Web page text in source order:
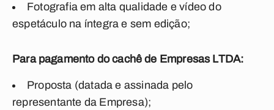
Fotografia em alta qualidade e vídeo do
espetáculo na íntegra e sem edição;
Para pagamento do cachê de Empresas LTDA:
Proposta (datada e assinada pelo
representante da Empresa);